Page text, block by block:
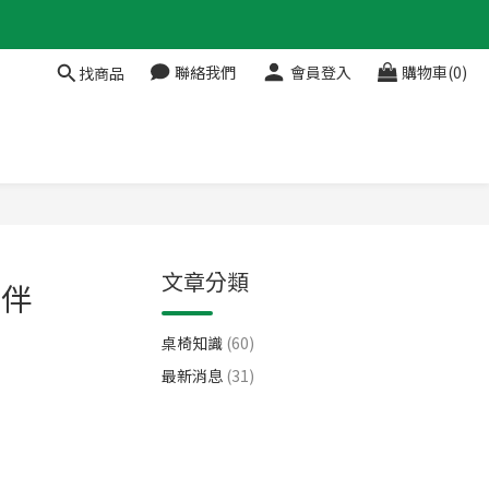
找商品 聯絡我們 會員登入 購物車(0)
文章分類
桌椅知識 (60)
最新消息 (31)